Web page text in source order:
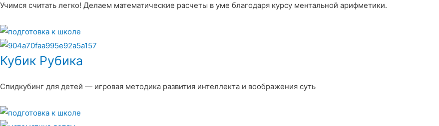
Учимся считать легко! Делаем математические расчеты в уме благодаря курсу ментальной арифметики.
Кубик Рубика
Спидкубинг для детей — игровая методика развития интеллекта и воображения суть